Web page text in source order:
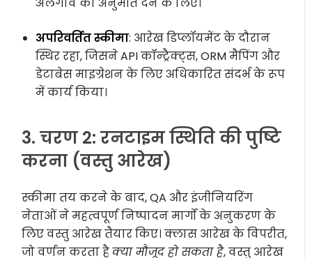
अलगाव की अनुमति देने के लिए।
अपरिवर्तित स्कीमा: आरेख डिप्लॉयमेंट के दौरान
स्थिर रहा, जिसने API कॉन्ट्रैक्ट्स, ORM मैपिंग और
डेटाबेस माइग्रेशन के लिए अधिकारित संदर्भ के रूप
में कार्य किया।
3. चरण 2: रनटाइम स्थिति की पुष्टि
करना (वस्तु आरेख)
स्कीमा तय करने के बाद, QA और इंजीनियरिंग
नेताओं ने महत्वपूर्ण निष्पादन मार्गों के अनुकरण के
लिए वस्तु आरेख तैयार किए। क्लास आरेख के विपरीत,
जो वर्णन करता हैक्या मौजूद हो सकता है, वस्तु आरेख